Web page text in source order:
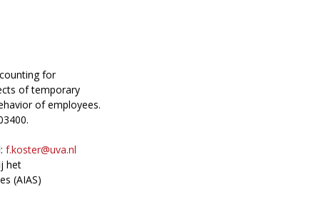
for
of temporary
of employees.
f.koster@uva.nl
het
(AIAS)